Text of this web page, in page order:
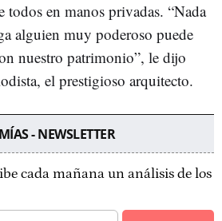
todos en manos privadas. “Nada
alguien muy poderoso puede
nuestro patrimonio”, le dijo
el prestigioso arquitecto.
- NEWSLETTER
cada mañana un análisis de los